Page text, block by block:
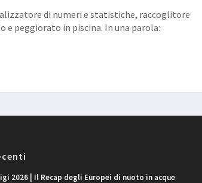
di numeri e statistiche, raccoglitore
e peggiorato in piscina. In una parola:
2026 | Il Recap degli Europei di nuoto in acque